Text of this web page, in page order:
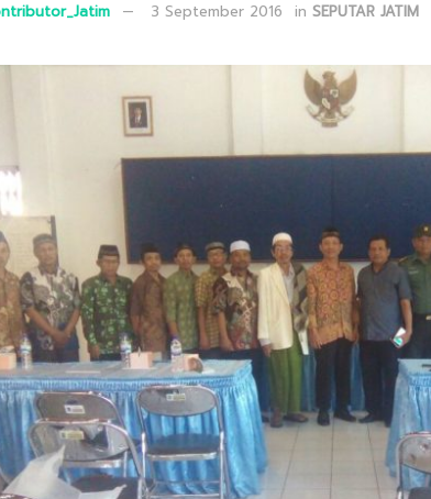
3 September 2016 in SEPUTAR JATIM